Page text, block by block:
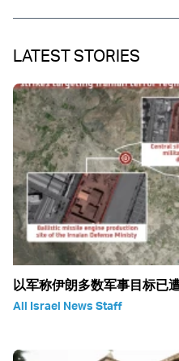
LATEST STORIES
以军称伊朗多数军事目标已
All Israel News Staff